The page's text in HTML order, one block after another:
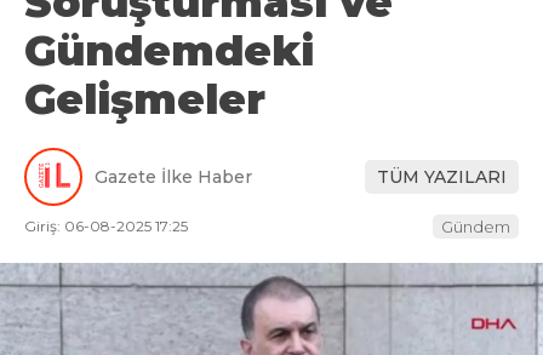
Gündemdeki
Gelişmeler
Gazete İlke Haber TÜM YAZILARI
Giriş: 06-08-2025 17:25 Gündem